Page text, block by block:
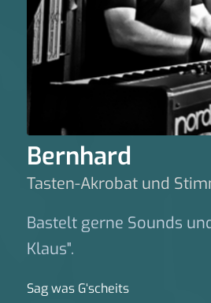
Bernhard
Tasten-Akrobat und
Bastelt gerne Sounds
Klaus".
Sag was G‘scheits